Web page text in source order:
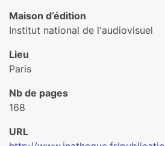
Maison d’édition
Institut national de l'audiovisuel
Lieu
Paris
Nb de pages
168
URL